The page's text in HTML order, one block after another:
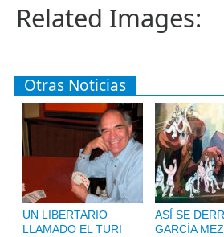
Related Images:
Otras Noticias
UN LIBERTARIO
LLAMADO EL TURI
ASÍ SE
GARCÍA